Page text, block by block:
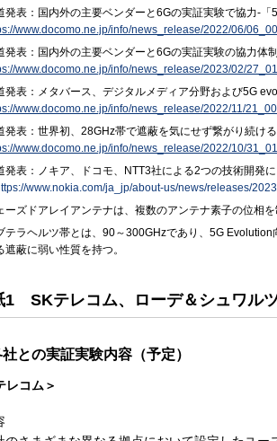
発表：国内外の主要ベンダーと6Gの実証実験で協力-
www.docomo.ne.jp/info/news_release/2022/06/
発表：国内外の主要ベンダーと6Gの実証実験の協力
www.docomo.ne.jp/info/news_release/2023/02/
発表：メタバース、デジタルメディア分野および5G
www.docomo.ne.jp/info/news_release/2022/11/
発表：世界初、28GHz帯で遮蔽を気にせず繋がり続け
www.docomo.ne.jp/info/news_release/2022/10/
発表：ノキア、ドコモ、NTT3社による2つの技術開発
www.nokia.com/ja_jp/about-us/news/releases/
ーズドアレイアンテナは、複数のアンテナ素子の位相
テラヘルツ帯とは、90～300GHzであり、5G
遮蔽に弱い性質を持つ。
1 SKテレコム、ローデ＆シュワル
社との実証実験内容（予定）
レコム＞